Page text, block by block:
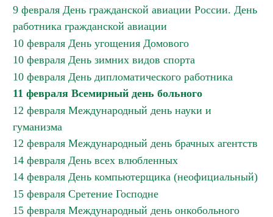
9 февраля День гражданской авиации России. День
работника гражданской авиации
10 февраля День угощения Домового
10 февраля День зимних видов спорта
10 февраля День дипломатического работника
11 февраля Всемирный день больного
12 февраля Международный день науки и
гуманизма
12 февраля Международный день брачных агентств
14 февраля День всех влюбленных
14 февраля День компьютерщика (неофициальный)
15 февраля Сретение Господне
15 февраля Международный день онкобольного